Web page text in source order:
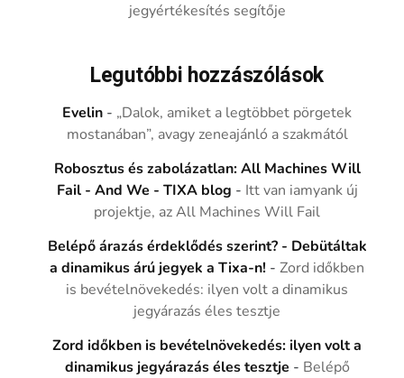
jegyértékesítés segítője
Legutóbbi hozzászólások
Evelin - „Dalok, amiket a legtöbbet pörgetek
mostanában”, avagy zeneajánló a szakmától
Robosztus és zabolázatlan: All Machines Will
Fail - And We - TIXA blog - Itt van iamyank új
projektje, az All Machines Will Fail
Belépő árazás érdeklődés szerint? - Debütáltak
a dinamikus árú jegyek a Tixa-n! -Zord időkben
is bevételnövekedés: ilyen volt a dinamikus
jegyárazás éles tesztje
Zord időkben is bevételnövekedés: ilyen volt a
dinamikus jegyárazás éles tesztje - Belépő